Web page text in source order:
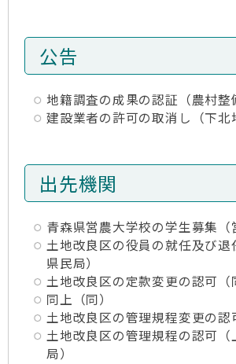
公告
地籍調査の成果の認証（農村整
建設業者の許可の取消し（下北
出先機関
青森県営農大学校の学生募集（
土地改良区の役員の就任及び退
県民局）
土地改良区の定款変更の認可（
同上（同）
土地改良区の管理規程変更の認
土地改良区の管理規程の認可（
局）